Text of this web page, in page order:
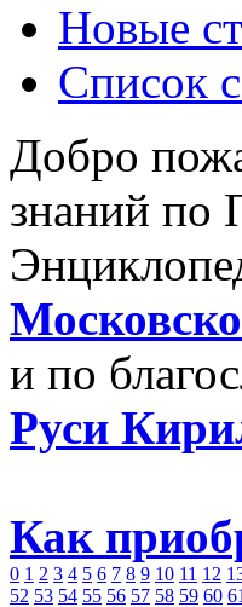
Новые
Список
Добро
знаний по
и по
Руси
Как
0 1 2 3 4 5 6 7 8 9 10 11 12
52 53 54 55 56 57 58 59 60 61